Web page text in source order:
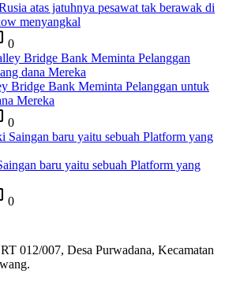
atas jatuhnya pesawat tak berawak di
menyangkal
0
Bridge Bank Meminta Pelanggan untuk
Mereka
0
baru yaitu sebuah Platform yang
0
012/007, Desa Purwadana, Kecamatan